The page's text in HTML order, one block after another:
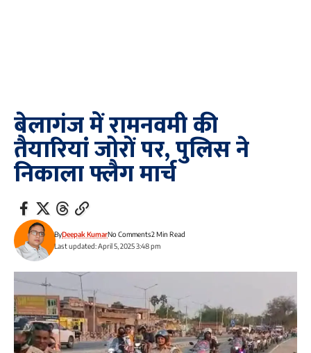
बेलागंज में रामनवमी की
तैयारियां जोरों पर, पुलिस ने
निकाला फ्लैग मार्च
Last updated: April 5, 2025 3:48 pm
ByDeepak KumarNo Comments2 Min Read